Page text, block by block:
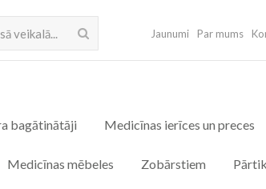
Meklēt
Jaunumi Par mums
bagātinātāji Medicīnas ierīces un preces
Medicīnas mēbeles Zobārstiem